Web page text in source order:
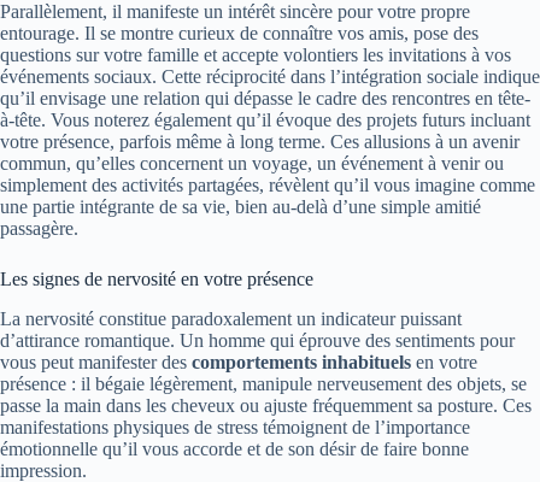
Parallèlement, il manifeste un intérêt sincère pour votre propre
entourage. Il se montre curieux de connaître vos amis, pose des
questions sur votre famille et accepte volontiers les invitations à vos
événements sociaux. Cette réciprocité dans l’intégration sociale indique
qu’il envisage une relation qui dépasse le cadre des rencontres en tête-
à-tête. Vous noterez également qu’il évoque des projets futurs incluant
votre présence, parfois même à long terme. Ces allusions à un avenir
commun, qu’elles concernent un voyage, un événement à venir ou
simplement des activités partagées, révèlent qu’il vous imagine comme
une partie intégrante de sa vie, bien au-delà d’une simple amitié
passagère.
Les signes de nervosité en votre présence
La nervosité constitue paradoxalement un indicateur puissant
d’attirance romantique. Un homme qui éprouve des sentiments pour
vous peut manifester des comportements inhabituels en votre
présence : il bégaie légèrement, manipule nerveusement des objets, se
passe la main dans les cheveux ou ajuste fréquemment sa posture. Ces
manifestations physiques de stress témoignent de l’importance
émotionnelle qu’il vous accorde et de son désir de faire bonne
impression.